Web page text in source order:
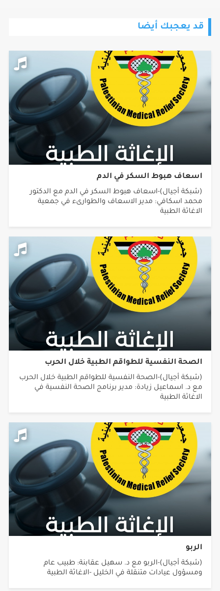
قد يعجبك أيضا
اسعاف هبوط السكر في الدم
(شبكة أجيال)-اسعاف هبوط السكر في الدم مع الدكتور
محمد اسكافي: مدير الاسعاف والطوارىء في جمعية
الاغاثة الطبية
الصحة النفسية للطواقم الطبية خلال الحرب
(شبكة أجيال)-الصحة النفسية للطواقم الطبية خلال الحرب
مع د. اسماعيل زيادة: مدير برنامج الصحة النفسية في
الاغاثة الطبية
الربو
(شبكة أجيال)-الربو مع د. سهيل عقابنة: طبيب عام
ومسؤول عيادات متنقلة في الخليل -الاغاثة الطبية